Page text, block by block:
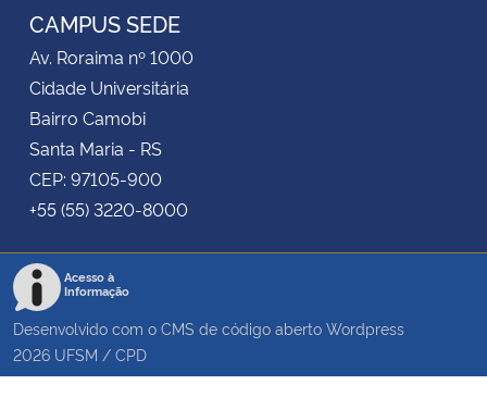
CAMPUS SEDE
Av. Roraima nº 1000
Cidade Universitária
Bairro Camobi
Santa Maria - RS
CEP: 97105-900
+55 (55) 3220-8000
Acesso à
Informação
Desenvolvido com o CMS de código aberto Wordpress
2026 UFSM / CPD